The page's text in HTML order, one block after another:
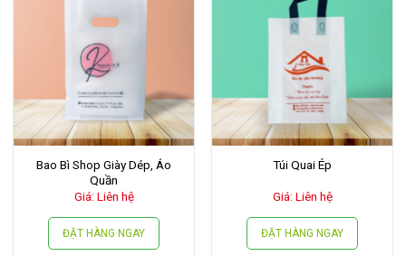
Bao Bì Shop Giày Dép, Áo
Quần
Giá: Liên hệ
ĐẶT HÀNG NGAY
Túi Quai Ép
Giá: Liên hệ
ĐẶT HÀNG NGAY